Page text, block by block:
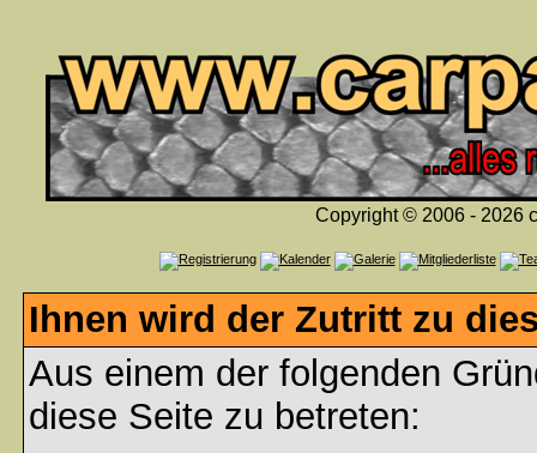
Copyright © 2006 - 2026
Ihnen wird der Zutritt zu
Aus einem der folgenden
diese Seite zu betreten: